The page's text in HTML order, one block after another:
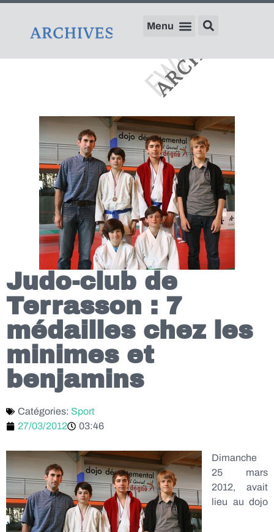
Judo-club de
Terrasson : 7
médailles chez les
minimes et
benjamins
Catégories: Sport
27/03/2012
03:46
Dimanche
25 mars
2012, avait
lieu au dojo